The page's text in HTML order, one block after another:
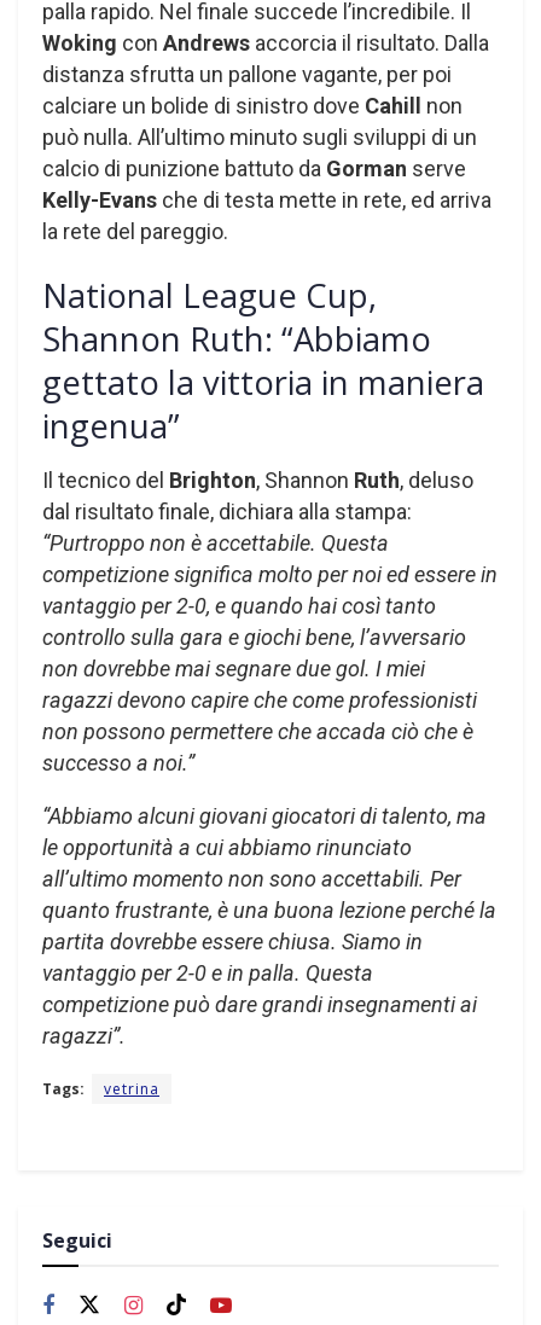
palla rapido. Nel finale succede l’incredibile. Il
Woking con Andrews accorcia il risultato. Dalla
distanza sfrutta un pallone vagante, per poi
calciare un bolide di sinistro dove Cahill non
può nulla. All’ultimo minuto sugli sviluppi di un
calcio di punizione battuto da Gorman serve
Kelly-Evans che di testa mette in rete, ed arriva
la rete del pareggio.
National League Cup,
Shannon Ruth: “Abbiamo
gettato la vittoria in maniera
ingenua”
Il tecnico del Brighton, Shannon Ruth, deluso
dal risultato finale, dichiara alla stampa:
“Purtroppo non è accettabile. Questa
competizione significa molto per noi ed essere in
vantaggio per 2-0, e quando hai così tanto
controllo sulla gara e giochi bene, l’avversario
non dovrebbe mai segnare due gol. I miei
ragazzi devono capire che come professionisti
non possono permettere che accada ciò che è
successo a noi.”
“Abbiamo alcuni giovani giocatori di talento, ma
le opportunità a cui abbiamo rinunciato
all’ultimo momento non sono accettabili. Per
quanto frustrante, è una buona lezione perché la
partita dovrebbe essere chiusa. Siamo in
vantaggio per 2-0 e in palla. Questa
competizione può dare grandi insegnamenti ai
ragazzi”.
Tags: vetrina
Seguici